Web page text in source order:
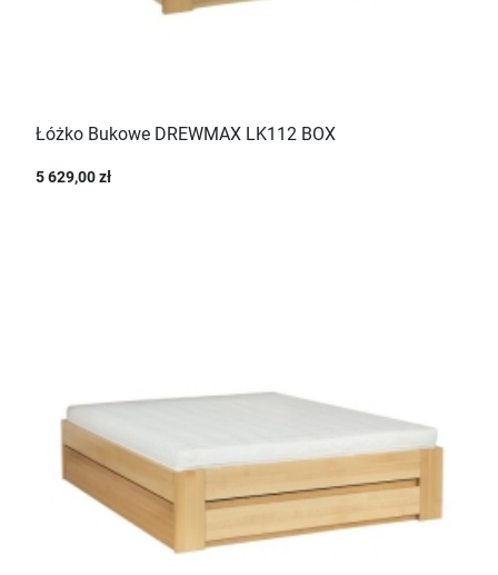
Łóżko Bukowe DREWMAX LK112 BOX
5 629,00 zł